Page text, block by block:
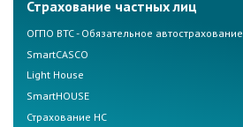
Страхование частных лиц
ОГПО ВТС - Обязательное автострахование
SmartCASCO
Light House
SmartHOUSE
Страхование НС